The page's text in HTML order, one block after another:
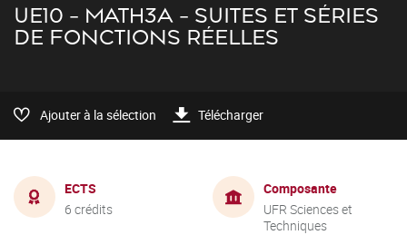
UE10 - MATH3A - SUITES ET SÉRIES
DE FONCTIONS RÉELLES
Ajouter à la sélection Télécharger
ECTS
6 crédits
Composante
UFR Sciences et
Techniques